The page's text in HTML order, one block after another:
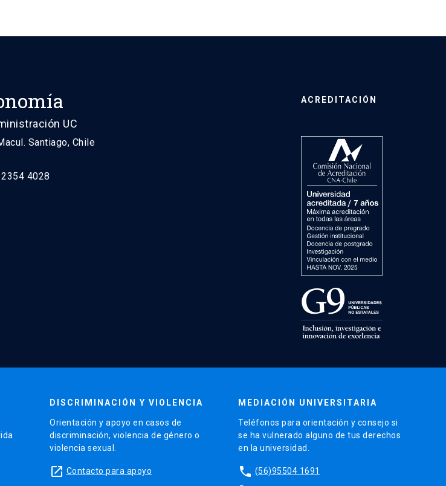
UC
Santiago, Chile
4028
ACREDITACIÓN
DISCRIMINACIÓN Y VIOLENCIA
Orientación y apoyo en casos de
discriminación, violencia de género o
violencia sexual.
launch Contacto para apoyo
MEDIACIÓN UNIVERSITARIA
Teléfonos para orientación y consejo si
se ha vulnerado alguno de tus derechos
en la universidad.
phone (56)95504 1691